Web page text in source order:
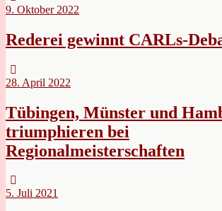
9. Oktober 2022
Rederei gewinnt CARLs-
28. April 2022
Tübingen, Münster und
triumphieren bei
Regionalmeisterschaften
5. Juli 2021